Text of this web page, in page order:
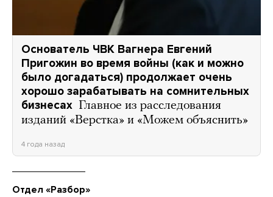
Основатель ЧВК Вагнера Евгений
Пригожин во время войны (как и можно
было догадаться) продолжает очень
хорошо зарабатывать на сомнительных
бизнесах Главное из расследования
изданий «Верстка» и «Можем объяснить»
4 года назад
Отдел «Разбор»